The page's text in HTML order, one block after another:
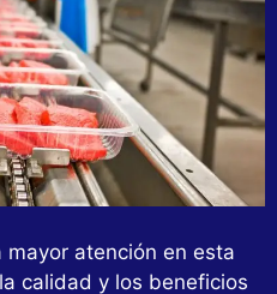
mayor atención en esta
calidad y los beneficios